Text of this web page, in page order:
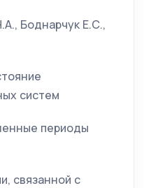
Боднарчук Е.С.,
систем
периоды
связанной с